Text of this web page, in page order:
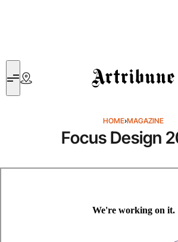
Artribune
HOME›MAGAZINE
Focus Design